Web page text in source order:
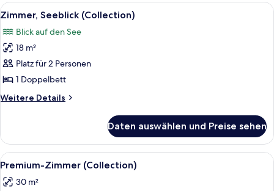
Alle
Fotos
für
Zimmer,
Seeblick
(Collection)
anzeigen
Ein Hotelzimmer mit einem großen
2
Zimmer, Seeblick (Collection)
Blick auf den See
18 m²
Platz für 2 Personen
1 Doppelbett
Weitere Details
Weitere
Seeblick
(Collection)
Daten auswählen und Preise sehen
Alle
Fotos
für
Ein Hotelzimmer mit einem großen
1
Premium-Zimmer (Collection)
30 m²